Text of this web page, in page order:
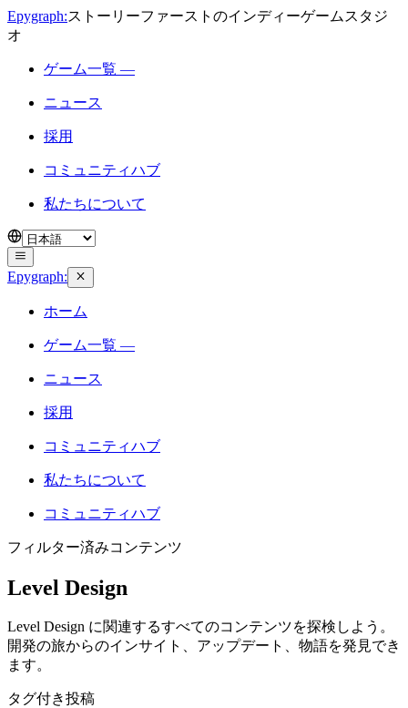
Epygraph:ストーリーファーストのインディーゲームスタジ
オ
ゲーム一覧 —
ニュース
採用
コミュニティハブ
私たちについて
Epygraph:
ホーム
ゲーム一覧 —
ニュース
採用
コミュニティハブ
私たちについて
コミュニティハブ
フィルター済みコンテンツ
Level Design
Level Design に関連するすべてのコンテンツを探検しよう。
開発の旅からのインサイト、アップデート、物語を発見でき
ます。
タグ付き投稿